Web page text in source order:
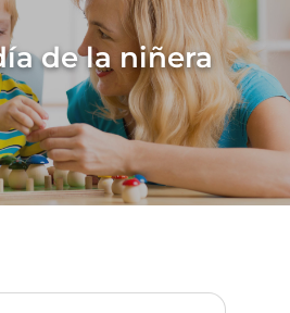
de la niñera